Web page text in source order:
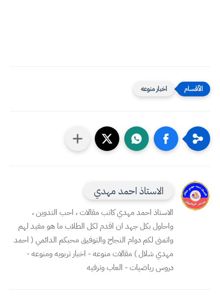
اخبار منوعه
الاستاذ احمد مهدي
الاستاذ احمد مهدي كاتب مقالات ، احب التدوين ،
واحاول بكل جهد ان اقدم لكل الطلاب ما هو مفيد لهم
واتمنى لكم دوام النجاح والتوفيق محبكم الدائمي ( احمد
مهدي شلال ) مقالات منوعه - اخبار تربويه ومنوعه -
دروس رياضيات - العاب وترفيه